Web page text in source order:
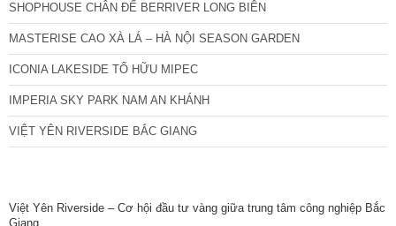
SHOPHOUSE CHÂN ĐẾ BERRIVER LONG BIÊN
MASTERISE CAO XÀ LÁ – HÀ NỘI SEASON GARDEN
ICONIA LAKESIDE TỐ HỮU MIPEC
IMPERIA SKY PARK NAM AN KHÁNH
VIỆT YÊN RIVERSIDE BẮC GIANG
Việt Yên Riverside – Cơ hội đầu tư vàng giữa trung tâm công nghiệp Bắc
Giang